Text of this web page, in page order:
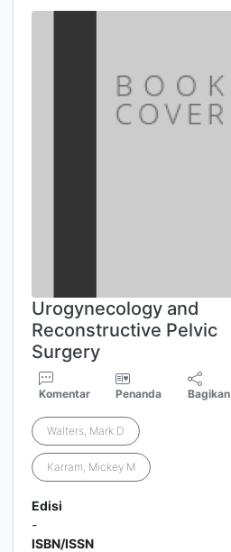
Urogynecology and
Reconstructive Pelvic
Surgery
Komentar Penanda Bagikan
Walters, Mark D
Karram, Mickey M
Edisi
-
ISBN/ISSN